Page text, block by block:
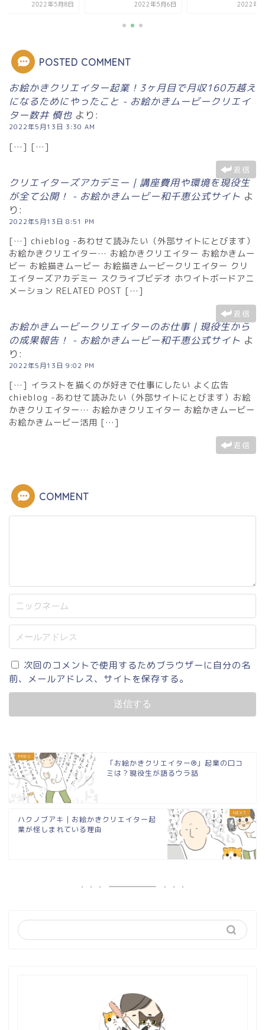
2022年5月8日 2022年5月6日 2022年5
POSTED COMMENT
お絵かきクリエイター起業！3ヶ月目で月収160万越え
になるためにやったこと - お絵かきムービークリエイ
ター数井 慎也 より:
2022年5月13日 3:30 AM
[…] […]
返信
クリエイターズアカデミー｜講座費用や環境を現役生
が全て公開！ - お絵かきムービー和千恵公式サイト よ
り:
2022年5月13日 8:51 PM
[…] chieblog -あわせて読みたい（外部サイトにとびます）
お絵かきクリエイター… お絵かきクリエイター お絵かきムー
ビー お絵描きムービー お絵描きムービークリエイター クリ
エイターズアカデミー スクライブビデオ ホワイトボードアニ
メーション RELATED POST […]
返信
お絵かきムービークリエイターのお仕事｜現役生から
の成果報告！ - お絵かきムービー和千恵公式サイト よ
り:
2022年5月13日 9:02 PM
[…] イラストを描くのが好きで仕事にしたい よく広告
chieblog -あわせて読みたい（外部サイトにとびます）お絵
かきクリエイター… お絵かきクリエイター お絵かきムービー
お絵かきムービー活用 […]
返信
COMMENT
次回のコメントで使用するためブラウザーに自分の名
前、メールアドレス、サイトを保存する。
「お絵かきクリエイター®︎」起業の口コ
ミは？現役生が語るウラ話
ハクノブアキ｜お絵かきクリエイター起
業が怪しまれている理由